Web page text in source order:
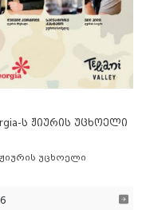
ს ჟიურის უცხოელი
ს ჟიურის უცხოელი